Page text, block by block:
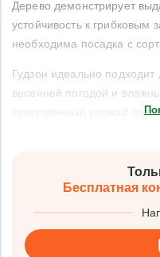
Дерево демонстрирует
устойчивость к
необходима посадка с
Гудзон идеально
весенней погодой и
качественный урожай
Бесплатная